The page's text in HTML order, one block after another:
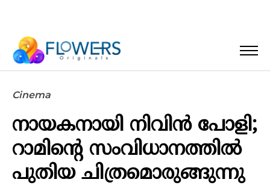
Cinema
നായകനായി നിവിന്‍ പോളി;
റാമിന്റെ സംവിധാനത്തില്‍
പുതിയ ചിത്രമൊരുങ്ങുന്നു